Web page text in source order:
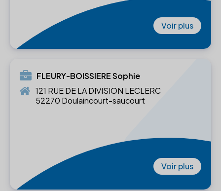
Voir plus
FLEURY-BOISSIERE Sophie
121 RUE DE LA DIVISION LECLERC
52270 Doulaincourt-saucourt
Voir plus